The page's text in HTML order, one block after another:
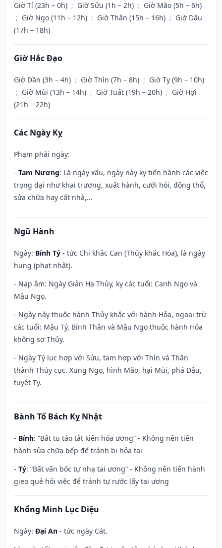
Giờ Tí (23h – 0h) ; Giờ Sửu (1h – 2h) ; Giờ Mão (5h – 6h)
; Giờ Ngọ (11h – 12h) ; Giờ Thân (15h – 16h) ; Giờ Dậu
(17h – 18h)
Giờ Hắc Đạo
Giờ Dần (3h – 4h) ; Giờ Thìn (7h – 8h) ; Giờ Tỵ (9h – 10h)
; Giờ Mùi (13h – 14h) ; Giờ Tuất (19h – 20h) ; Giờ Hợi
(21h – 22h)
Các Ngày Kỵ
Phạm phải ngày:
- Tam Nương: Là ngày xấu, ngày này kỵ tiến hành các việc
trọng đại như khai trương, xuất hành, cưới hỏi, động thổ,
sửa chữa hay cất nhà,...
Ngũ Hành
Ngày: Bính Tý - tức Chi khắc Can (Thủy khắc Hỏa), là ngày
hung (phạt nhật).
- Nạp âm: Ngày Giản Hạ Thủy, kỵ các tuổi: Canh Ngọ và
Mậu Ngọ.
- Ngày này thuộc hành Thủy khắc với hành Hỏa, ngoại trừ
các tuổi: Mậu Tý, Bính Thân và Mậu Ngọ thuộc hành Hỏa
không sợ Thủy.
- Ngày Tý lục hợp với Sửu, tam hợp với Thìn và Thân
thành Thủy cục. Xung Ngọ, hình Mão, hại Mùi, phá Dậu,
tuyệt Tỵ.
Bành Tổ Bách Kỵ Nhật
- Bính: “Bất tu táo tất kiến hỏa ương” - Không nên tiến
hành sửa chữa bếp để tránh bị hỏa tai
- Tý: “Bất vấn bốc tự nhạ tai ương” - Không nên tiến hành
gieo quẻ hỏi việc để tránh tự rước lấy tai ương
Khổng Minh Lục Diệu
Ngày: Đại An - tức ngày Cát.